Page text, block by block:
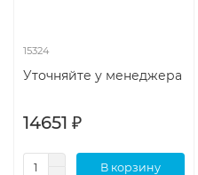
15324
Уточняйте у менеджера
14651 ₽
В корзину